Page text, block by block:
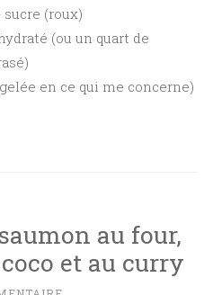
sucre (roux)
(ou un quart de
en ce qui me concerne)
au four,
et au curry